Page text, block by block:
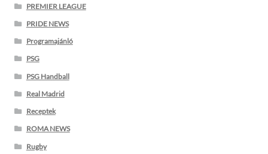
PREMIER LEAGUE
PRIDE NEWS
Programajánló
PSG
PSG Handball
Real Madrid
Receptek
ROMA NEWS
Rugby